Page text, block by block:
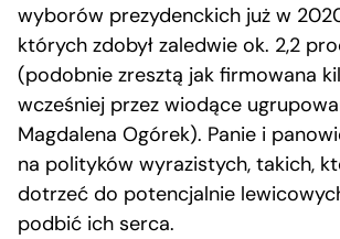
wyborów prezydenckich już w
których zdobył zaledwie ok. 2,2
(podobnie zresztą jak firmowana
wcześniej przez wiodące
Magdalena Ogórek). Panie i
na polityków wyrazistych, takich,
dotrzeć do potencjalnie
podbić ich serca.